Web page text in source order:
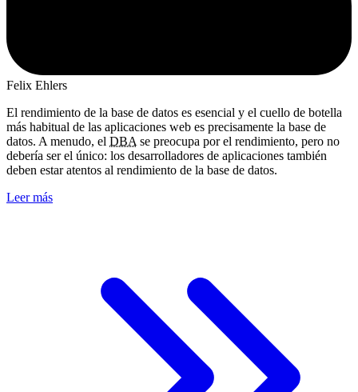
Felix Ehlers
El rendimiento de la base de datos es esencial y el cuello de botella
más habitual de las aplicaciones web es precisamente la base de
datos. A menudo, el DBA se preocupa por el rendimiento, pero no
debería ser el único: los desarrolladores de aplicaciones también
deben estar atentos al rendimiento de la base de datos.
Leer más